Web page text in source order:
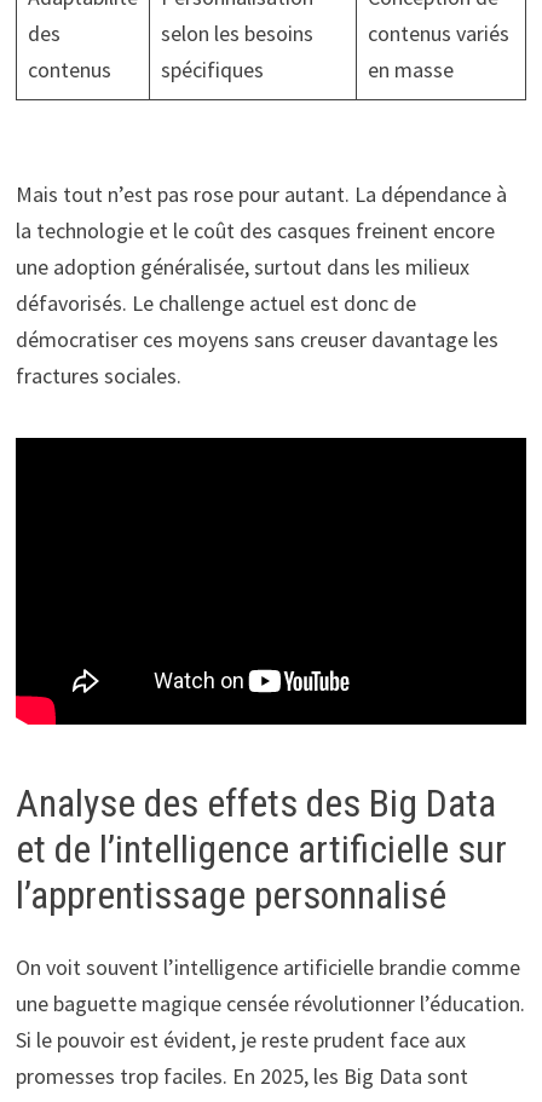
des
contenus
selon les besoins
spécifiques
contenus variés
en masse
Mais tout n’est pas rose pour autant. La dépendance à
la technologie et le coût des casques freinent encore
une adoption généralisée, surtout dans les milieux
défavorisés. Le challenge actuel est donc de
démocratiser ces moyens sans creuser davantage les
fractures sociales.
Analyse des effets des Big Data
et de l’intelligence artificielle sur
l’apprentissage personnalisé
On voit souvent l’intelligence artificielle brandie comme
une baguette magique censée révolutionner l’éducation.
Si le pouvoir est évident, je reste prudent face aux
promesses trop faciles. En 2025, les Big Data sont